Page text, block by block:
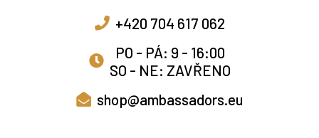
+420 704 617 062
PO - PÁ: 9 - 16:00
SO - NE: ZAVŘENO
shop@ambassadors.eu